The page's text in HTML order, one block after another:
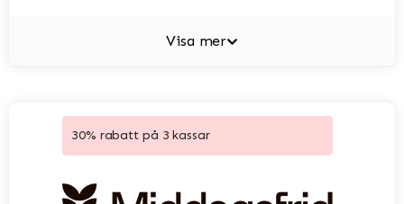
Visa mer
30% rabatt på 3 kassar